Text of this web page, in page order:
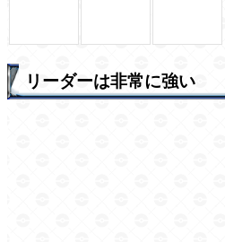
リーダーは非常に強い